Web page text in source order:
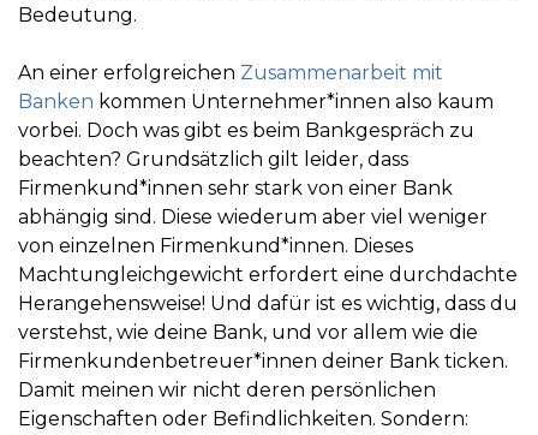
Bedeutung.
An einer erfolgreichen Zusammenarbeit mit
Banken kommen Unternehmer*innen also kaum
vorbei. Doch was gibt es beim Bankgespräch zu
beachten? Grundsätzlich gilt leider, dass
Firmenkund*innen sehr stark von einer Bank
abhängig sind. Diese wiederum aber viel weniger
von einzelnen Firmenkund*innen. Dieses
Machtungleichgewicht erfordert eine durchdachte
Herangehensweise! Und dafür ist es wichtig, dass du
verstehst, wie deine Bank, und vor allem wie die
Firmenkundenbetreuer*innen deiner Bank ticken.
Damit meinen wir nicht deren persönlichen
Eigenschaften oder Befindlichkeiten. Sondern: